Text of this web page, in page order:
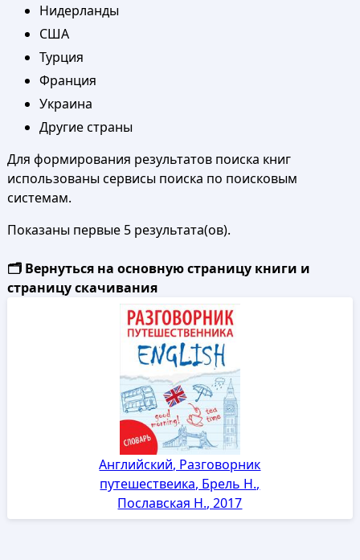
Нидерланды
США
Турция
Франция
Украина
Другие страны
Для формирования результатов поиска книг
использованы сервисы поиска по поисковым
системам.
Показаны первые 5 результата(ов).
🗂️ Вернуться на основную страницу книги и
страницу скачивания
Английский, Разговорник
путешествеика, Брель Н.,
Пославская Н., 2017